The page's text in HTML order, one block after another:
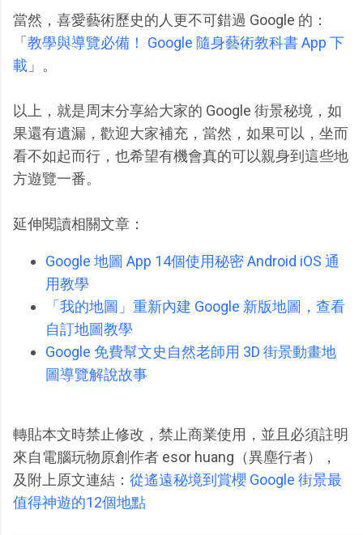
當然，喜愛藝術歷史的人更不可錯過 Google 的：
「 教學與導覽必備！ Google 隨身藝術教科書 App 下
載 」。
以上，就是周末分享給大家的 Google 街景秘境，如
果還有遺漏，歡迎大家補充，當然，如果可以，坐而
看不如起而行，也希望有機會真的可以親身到這些地
方遊覽一番。
延伸閱讀相關文章：
Google 地圖 App 14個使用秘密 Android iOS 通
用教學
「我的地圖」重新內建 Google 新版地圖，查看
自訂地圖教學
Google 免費幫文史自然老師用 3D 街景動畫地
圖導覽解說故事
轉貼本文時禁止修改，禁止商業使用，並且必須註明
來自電腦玩物原創作者 esor huang（異塵行者），
及附上原文連結： 從遙遠秘境到賞櫻 Google 街景最
值得神遊的12個地點